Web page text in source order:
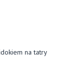
na tatry